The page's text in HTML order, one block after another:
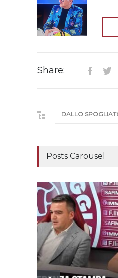
Share:
DALLO
Posts Carousel